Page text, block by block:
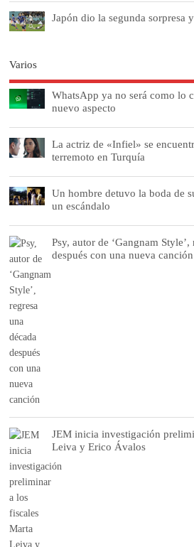
Japón dio la segunda sorpresa
Varios
WhatsApp ya no será como lo
nuevo aspecto
La actriz de «Infiel» se
terremoto en Turquía
Un hombre detuvo la boda de
un escándalo
Psy, autor de ‘Gangnam Style’,
después con una nueva canción
JEM inicia investigación
Leiva y Erico Ávalos